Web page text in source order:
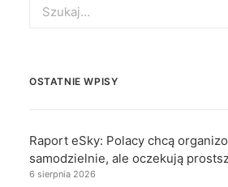
for:
OSTATNIE WPISY
Raport eSky: Polacy chcą
samodzielnie, ale oczekują
6 sierpnia 2026